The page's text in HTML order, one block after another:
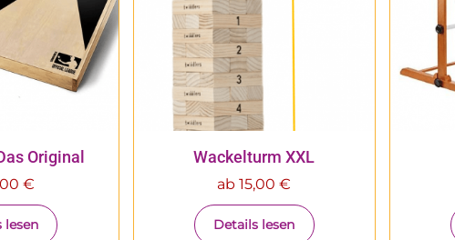
Original
€
lesen
Wackelturm XXL
ab15,00€
Details lesen